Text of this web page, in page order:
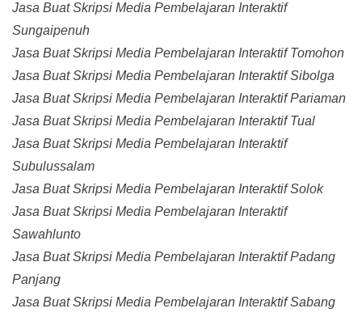
Jasa Buat Skripsi Media Pembelajaran Interaktif
Sungaipenuh
Jasa Buat Skripsi Media Pembelajaran Interaktif Tomohon
Jasa Buat Skripsi Media Pembelajaran Interaktif Sibolga
Jasa Buat Skripsi Media Pembelajaran Interaktif Pariaman
Jasa Buat Skripsi Media Pembelajaran Interaktif Tual
Jasa Buat Skripsi Media Pembelajaran Interaktif
Subulussalam
Jasa Buat Skripsi Media Pembelajaran Interaktif Solok
Jasa Buat Skripsi Media Pembelajaran Interaktif
Sawahlunto
Jasa Buat Skripsi Media Pembelajaran Interaktif Padang
Panjang
Jasa Buat Skripsi Media Pembelajaran Interaktif Sabang